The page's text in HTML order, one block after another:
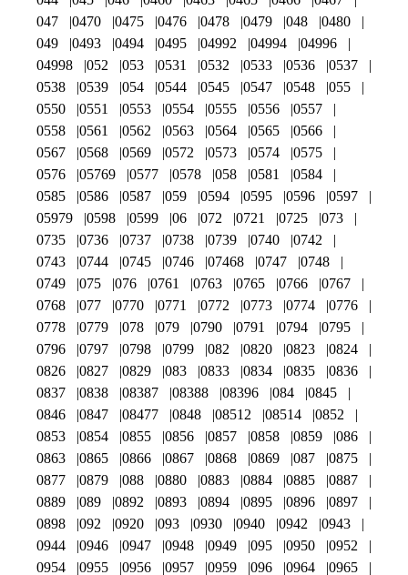
047
0470 0475 0476 0478 0479 048
0480
049
0493 0494 0495 04992 04994
04996
04998
052 053 0531 0532 0533 0536
0537
0538
0539 054 0544 0545 0547 0548
055
0550
0551 0553 0554 0555 0556
0557
0558
0561 0562 0563 0564 0565
0566
0567
0568 0569 0572 0573 0574
0575
0576
05769 0577 0578 058 0581
0584
0585
0586 0587 059 0594 0595 0596
0597
05979
0598 0599 06 072 0721 0725
073
0735
0736 0737 0738 0739 0740
0742
0743
0744 0745 0746 07468 0747
0748
0749
075 076 0761 0763 0765 0766
0767
0768
077 0770 0771 0772 0773 0774
0776
0778
0779 078 079 0790 0791 0794
0795
0796
0797 0798 0799 082 0820 0823
0824
0826
0827 0829 083 0833 0834 0835
0836
0837
0838 08387 08388 08396 084
0845
0846
0847 08477 0848 08512 08514
0852
0853
0854 0855 0856 0857 0858 0859
086
0863
0865 0866 0867 0868 0869 087
0875
0877
0879 088 0880 0883 0884 0885
0887
0889
089 0892 0893 0894 0895 0896
0897
0898
092 0920 093 0930 0940 0942
0943
0944
0946 0947 0948 0949 095 0950
0952
0954
0955 0956 0957 0959 096 0964
0965